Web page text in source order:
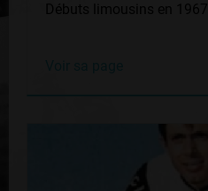
Débuts limousins en 1967